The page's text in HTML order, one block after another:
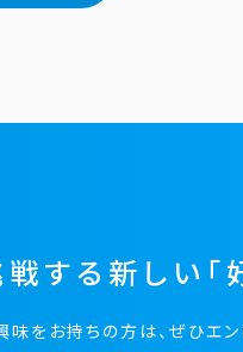
する 新しい「
味をお持ちの方は、 ぜひエン